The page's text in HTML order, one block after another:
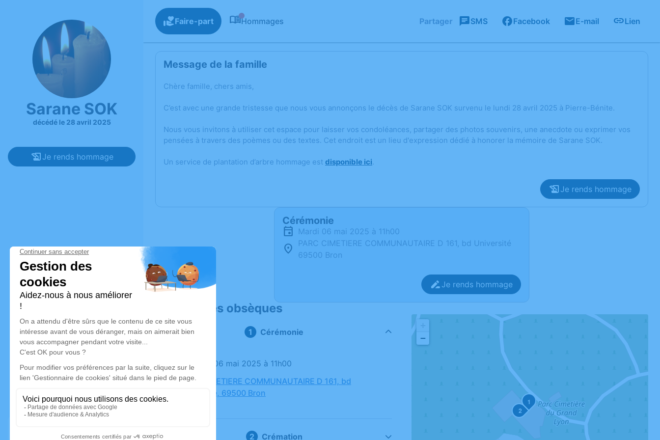
Sarane SOK
décédé le 28 avril 2025
Je rends hommage
Faire-part Hommages Partager SMS Facebook E-mail Lien
Message de la famille
Chère famille, chers amis,
C’est avec une grande tristesse que nous vous annonçons le décès de Sarane SOK survenu le lundi 28 avril 2025 à Pierre-Bénite.
Nous vous invitons à utiliser cet espace pour laisser vos condoléances, partager des photos souvenirs, une anecdote ou exprimer vos
pensées à travers des poèmes ou des textes. Cet endroit est un lieu d'expression dédié à honorer la mémoire de Sarane SOK.
Un service de plantation d’arbre hommage est disponible ici.
Je rends hommage
Cérémonie
mardi 06 mai 2025 à 11h00
PARC CIMETIERE COMMUNAUTAIRE D 161, bd Université
69500 Bron
Je rends hommage
Déroulé des obsèques
Cérémonie
Le mardi 06 mai 2025 à 11h00
PARC CIMETIERE COMMUNAUTAIRE D 161, bd
Université, 69500 Bron
Crémation
1
2
−